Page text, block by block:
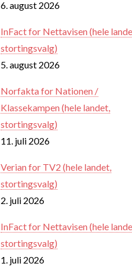
6. august 2026
InFact for Nettavisen (hele
stortingsvalg)
5. august 2026
Norfakta for Nationen /
Klassekampen (hele landet,
stortingsvalg)
11. juli 2026
Verian for TV2 (hele landet,
stortingsvalg)
2. juli 2026
InFact for Nettavisen (hele
stortingsvalg)
1. juli 2026